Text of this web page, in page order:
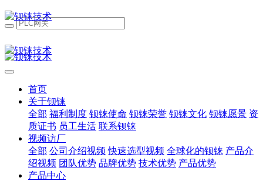
首页
关于钡铼
全部 福利制度 钡铼使命 钡铼荣誉 钡铼文化 钡铼愿景 资
质证书 员工生活 联系钡铼
视频访厂
全部 公司介绍视频 快速选型视频 全球化的钡铼 产品介
绍视频 团队优势 品牌优势 技术优势 产品优势
产品中心